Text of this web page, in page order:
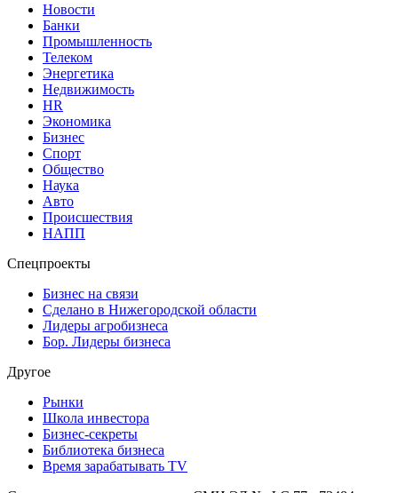
Новости
Банки
Промышленность
Телеком
Энергетика
Недвижимость
HR
Экономика
Бизнес
Спорт
Общество
Наука
Авто
Происшествия
НАПП
Спецпроекты
Бизнес на связи
Сделано в Нижегородской области
Лидеры агробизнеса
Бор. Лидеры бизнеса
Другое
Рынки
Школа инвестора
Бизнес-секреты
Библиотека бизнеса
Время зарабатывать TV